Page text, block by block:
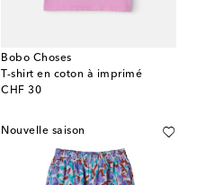
Bobo Choses
T-shirt en coton à imprimé
CHF 30
original price
Nouvelle saison